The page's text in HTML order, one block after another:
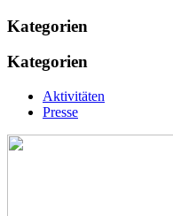
Kategorien
Kategorien
Aktivitäten
Presse